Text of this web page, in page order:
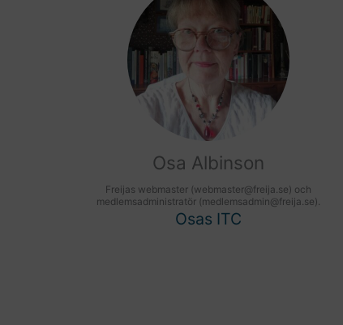
Osa Albinson
Freijas webmaster (webmaster@freija.se) och
medlemsadministratör (medlemsadmin@freija.se).
Osas ITC